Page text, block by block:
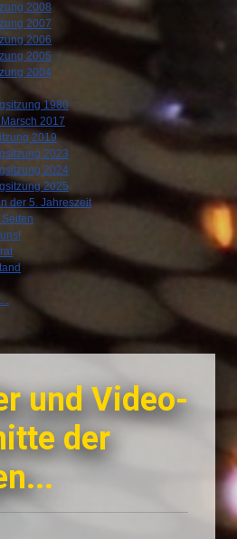
2008
2007
2006
2005
2004
1980
2017
2019
2023
2024
2025
der 5. Jahreszeit
und Video-
der